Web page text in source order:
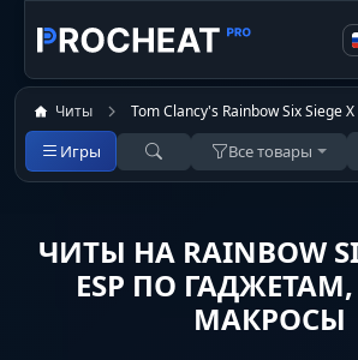
Читы Tom Clancy's Rainbow Six Siege X
Игры Все товары
ЧИТЫ НА RAINBOW
ESP ПО
МАКРОСЫ